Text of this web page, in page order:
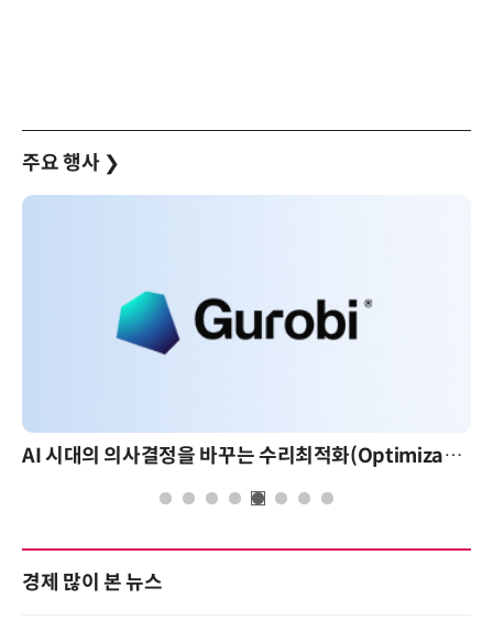
주요 행사 ❯
AI 시대의 의사결정을 바꾸는 수리최적화(Optimization): 실제 산업 적용 사례와 활용 전략 AI 핀옵스 실전 세미나: 폭증하는 AI 토
경제 많이 본 뉴스